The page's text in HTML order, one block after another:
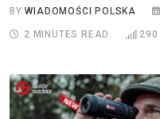
BYWIADOMOŚCI POLSKA
2 MINUTES READ 290